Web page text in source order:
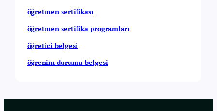
öğretmen sertifikası
öğretmen sertifika programları
öğretici belgesi
öğrenim durumu belgesi